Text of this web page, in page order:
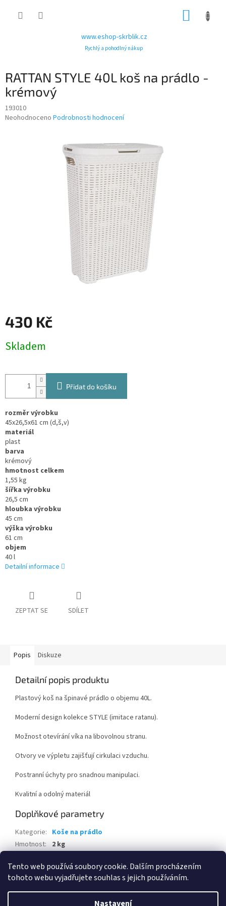
Tento web používá soubory cookie. Dalším procházením
tohoto webu vyjadřujete souhlas s jejich používáním.
Nastavení
www.eshop-skrblik.cz
Rychlý a pohodlný nákup
RATTAN STYLE 40L koš na prádlo -
krémový
193010
Průměrné
Neohodnoceno Podrobnosti hodnocení
430 Kč
cena:
Skladem
Přidat do košíku
rozměr výrobku
45x26,5x61 cm (d,š,v)
materiál
plast
barva
krémový
hmotnost celkem
1,55 kg
šířka výrobku
26,5 cm
hloubka výrobku
45 cm
výška výrobku
61 cm
objem
40 l
Detailní informace
ZEPTAT SE SDÍLET
Popis Diskuze
Detailní popis produktu
Plastový koš na špinavé prádlo o objemu 40L.
Moderní design kolekce STYLE (imitace ratanu).
Možnost otevírání víka na libovolnou stranu.
Otvory ve výpletu zajišťují cirkulaci vzduchu.
Postranní úchyty pro snadnou manipulaci.
Kvalitní a odolný materiál
Doplňkové parametry
Kategorie: Koše na prádlo
Hmotnost: 2 kg